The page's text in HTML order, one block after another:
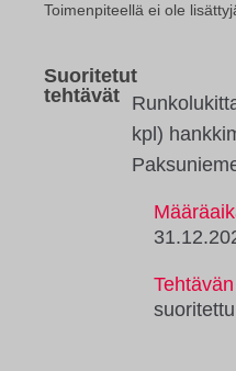
Toimenpiteellä ei ole
Suoritetut
tehtävät
kpl)
suoritettu